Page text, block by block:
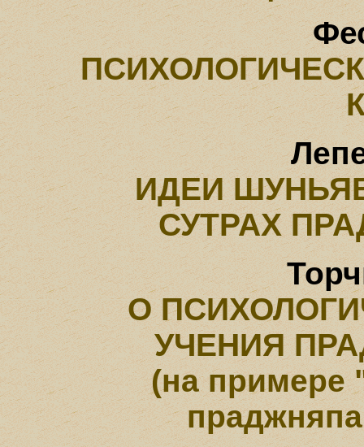
ИДЕИ
СУТРАХ
О
УЧЕНИЯ
(на примере